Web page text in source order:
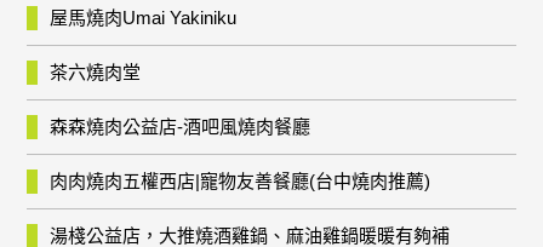
屋馬燒肉Umai Yakiniku
茶六燒肉堂
森森燒肉公益店-酒吧風燒肉餐廳
肉肉燒肉五權西店|寵物友善餐廳(台中燒肉推薦)
湯棧公益店，大推燒酒雞鍋、麻油雞鍋暖暖有夠補